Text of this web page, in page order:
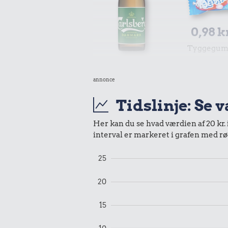
0,98
19 kr.
Samlet pris i 2024
Oldmoney. Priser i datidskroner er
annonce
Tidslinje: Se
Her kan du se hvad værdien af 20
interval er markeret i grafen med
15
20
25